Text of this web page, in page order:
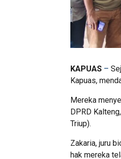
KAPUAS –
Kapuas,
Mereka
DPRD
Triup).
Zakaria, juru
hak mereka